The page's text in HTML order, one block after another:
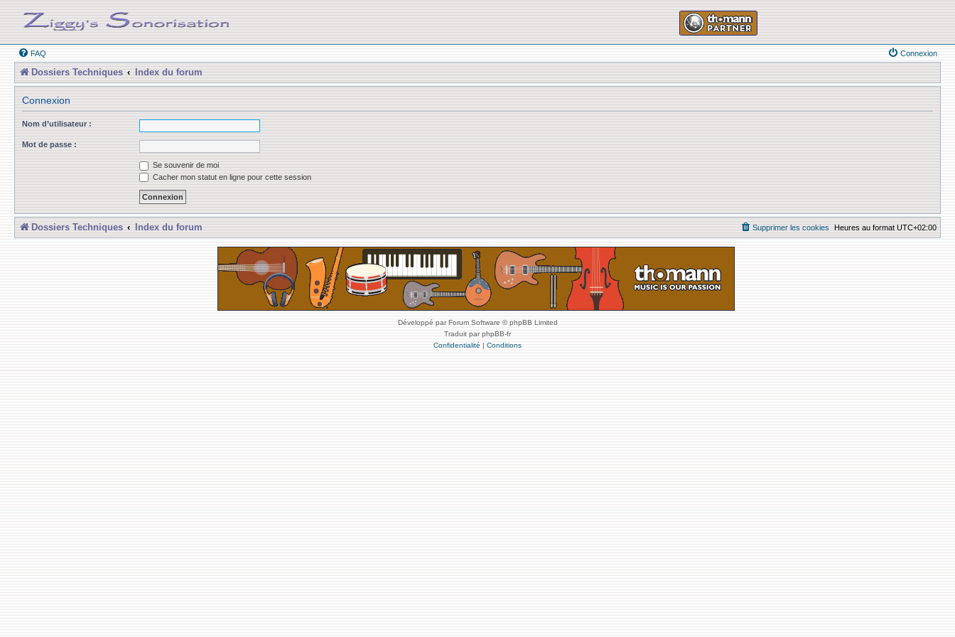
FAQ Connexion
Dossiers Techniques Index du forum
Connexion
Nom d’utilisateur :
Mot de passe :
Se souvenir de moi
Cacher mon statut en ligne pour cette session
Dossiers Techniques Index du forum Heures au format UTC+02:00
Supprimer les cookies
Développé par Forum Software © phpBB Limited
Traduit par phpBB-fr
Confidentialité | Conditions